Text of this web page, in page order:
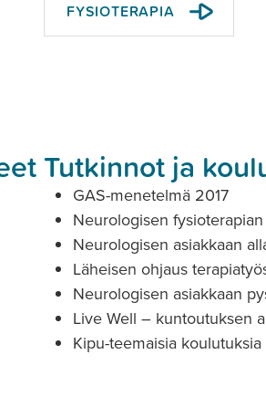
FYSIOTERAPIA
Tutkinnot ja
GAS-menetelmä 2017
Neurologisen
Neurologisen asiakkaan
Läheisen ohjaus
Neurologisen asiakkaan
Live Well – kuntoutuksen
Kipu-teemaisia